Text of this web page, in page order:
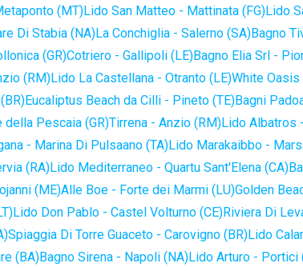
(MT)Lido San Matteo - Mattinata (FG)Lido
Di Stabia (NA)La Conchiglia - Salerno (SA)Bagno
(GR)Cotriero - Gallipoli (LE)Bagno Elia Srl -
(RM)Lido La Castellana - Otranto (LE)White Oasis
Eucaliptus Beach da Cilli - Pineto (TE)Bagni
della Pescaia (GR)Tirrena - Anzio (RM)Lido Albatros
- Marina Di Pulsaano (TA)Lido Marakaibbo -
(RA)Lido Mediterraneo - Quartu Sant'Elena (CA)
(ME)Alle Boe - Forte dei Marmi (LU)Golden
Lido Don Pablo - Castel Volturno (CE)Riviera Di
Spiaggia Di Torre Guaceto - Carovigno (BR)Lido
(BA)Bagno Sirena - Napoli (NA)Lido Arturo - Portici